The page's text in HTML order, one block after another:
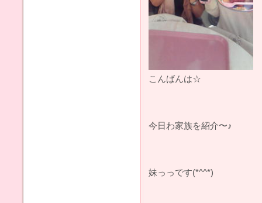
こんばんは☆
今日わ家族を紹介〜♪
妹っっです(*^^*)